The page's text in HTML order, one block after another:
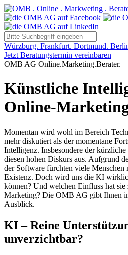
Würzburg. Frankfurt. Dortmund.
Jetzt Beratungstermin vereinbaren
OMB AG Online.Marketing.Berater.
Künstliche
Online-
Momentan wird wohl im Bereich
mehr diskutiert als der momentane
Intelligenz. Insbesondere der
diesen hohen Diskurs aus. Aufgrund
der Software fürchten viele
Existenz. Doch wird uns die KI
können? Und welchen Einfluss hat
Marketing? Die OMB AG gibt Ihnen
Ausblick.
KI – Reine
unverzichtbar?